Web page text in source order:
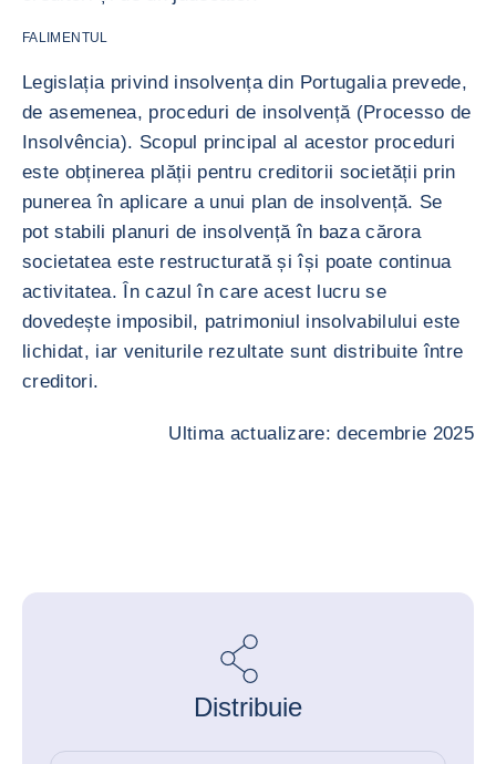
FALIMENTUL
Legislația privind insolvența din Portugalia prevede,
de asemenea, proceduri de insolvență (Processo de
Insolvência). Scopul principal al acestor proceduri
este obținerea plății pentru creditorii societății prin
punerea în aplicare a unui plan de insolvență. Se
pot stabili planuri de insolvență în baza cărora
societatea este restructurată și își poate continua
activitatea. În cazul în care acest lucru se
dovedește imposibil, patrimoniul insolvabilului este
lichidat, iar veniturile rezultate sunt distribuite între
creditori.
Ultima actualizare: decembrie 2025
Distribuie